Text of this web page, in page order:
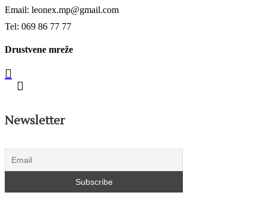
Email: leonex.mp@gmail.com
Tel: 069 86 77 77
Drustvene mreže
Newsletter